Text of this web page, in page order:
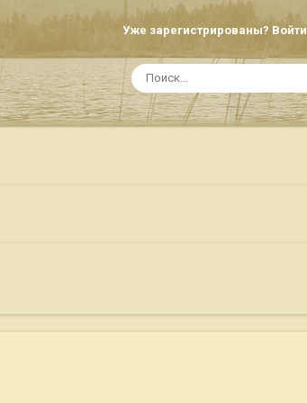
Уже зарегистрированы? Войти